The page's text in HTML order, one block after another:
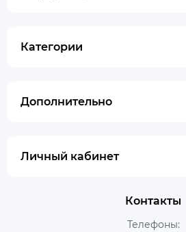
Категории
Дополнительно
Личный кабинет
Контакты
Телефоны: